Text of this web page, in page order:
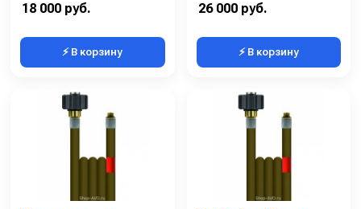
18 000 руб.
⚡ В корзину
26 000 руб.
⚡ В корзину